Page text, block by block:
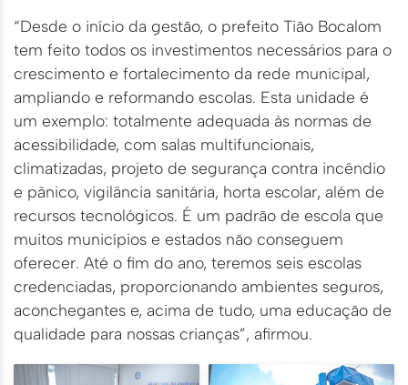
“Desde o início da gestão, o prefeito Tião Bocalom
tem feito todos os investimentos necessários para o
crescimento e fortalecimento da rede municipal,
ampliando e reformando escolas. Esta unidade é
um exemplo: totalmente adequada às normas de
acessibilidade, com salas multifuncionais,
climatizadas, projeto de segurança contra incêndio
e pânico, vigilância sanitária, horta escolar, além de
recursos tecnológicos. É um padrão de escola que
muitos municípios e estados não conseguem
oferecer. Até o fim do ano, teremos seis escolas
credenciadas, proporcionando ambientes seguros,
aconchegantes e, acima de tudo, uma educação de
qualidade para nossas crianças”, afirmou.